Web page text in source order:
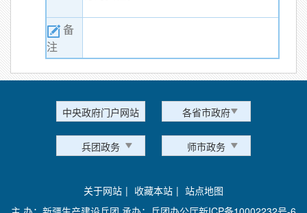
备
注
中央政府门户网站 各省市政府
兵团政务 师市政务
关于网站 | 收藏本站 | 站点地图